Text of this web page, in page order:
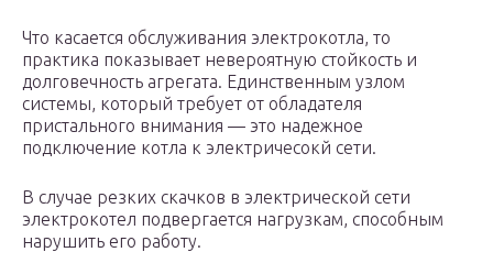
Что касается обслуживания электрокотла, то
практика показывает невероятную стойкость и
долговечность агрегата. Единственным узлом
системы, который требует от обладателя
пристального внимания — это надежное
подключение котла к электричесокй сети.
В случае резких скачков в электрической сети
электрокотел подвергается нагрузкам, способным
нарушить его работу.